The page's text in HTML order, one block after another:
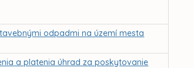
odpadmi na území mesta
a platenia úhrad za poskytovanie